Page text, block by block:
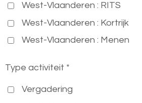
West-Vlaanderen : RITS
West-Vlaanderen : Kortrijk
West-Vlaanderen : Menen
Type activiteit *
Vergadering